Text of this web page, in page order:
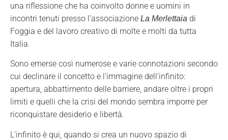
una riflessione che ha coinvolto donne e uomini in
incontri tenuti presso l’associazione La Merlettaia di
Foggia e del lavoro creativo di molte e molti da tutta
Italia.
Sono emerse così numerose e varie connotazioni secondo
cui declinare il concetto e l’immagine dell’infinito:
apertura, abbattimento delle barriere, andare oltre i propri
limiti e quelli che la crisi del mondo sembra imporre per
riconquistare desiderio e libertà.
L’infinito è qui, quando si crea un nuovo spazio di